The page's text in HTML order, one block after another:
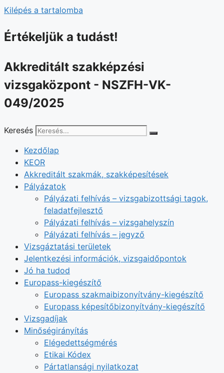
Kilépés a tartalomba
Értékeljük a tudást!
Akkreditált szakképzési
vizsgaközpont - NSZFH-VK-
049/2025
Keresés
Kezdőlap
KEOR
Akkreditált szakmák, szakképesítések
Pályázatok
Pályázati felhívás – vizsgabizottsági tagok,
feladatfejlesztő
Pályázati felhívás – vizsgahelyszín
Pályázati felhívás – jegyző
Vizsgáztatási területek
Jelentkezési információk, vizsgaidőpontok
Jó ha tudod
Europass-kiegészítő
Europass szakmaibizonyítvány-kiegészítő
Europass képesítőbizonyítvány-kiegészítő
Vizsgadíjak
Minőségirányítás
Elégedettségmérés
Etikai Kódex
Pártatlansági nyilatkozat